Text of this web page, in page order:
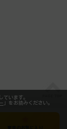
ています。
」をお読みください。